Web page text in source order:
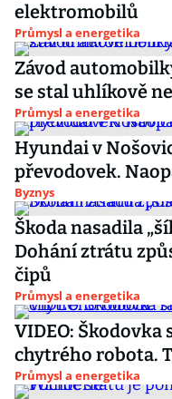
elektromobilů
Průmysl a energetika
Závod
se stal uhlíkově
Průmysl a energetika
Hyundai v
převodovek.
Byznys
Škoda nasadila
Dohání ztrátu
čipů
Průmysl a energetika
VIDEO:
chytrého robota.
Průmysl a energetika